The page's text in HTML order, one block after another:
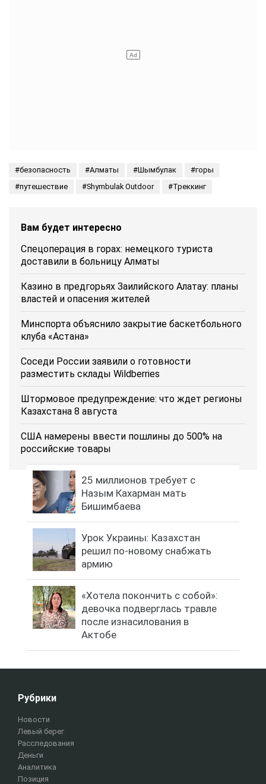
безопасность Алматы Шымбулак
горы
путешествие
Shymbulak Outdoor Треккинг
Вам будет интересно
Спецоперация в горах: немецкого туриста
доставили в больницу Алматы
Казино в предгорьях Заилийского Алатау: планы
властей и опасения жителей
Минспорта объяснило закрытие баскетбольного
клуба «Астана»
Соседи России заявили о готовности
разместить склады Wildberries
Штормовое предупреждение: что ждет регионы
Казахстана 8 августа
США намерены ввести пошлины до 500% на
российские товары
25 миллионов требует с
Назым Кахарман мать
Бишимбаева
Урок Украины: Казахстан
решил по-новому снабжать
армию
«Хотела покончить с собой»:
девочка подверглась травле
после изнасилования в
Актобе
Рубрики
Новости
Левый берег
Расследования
Деньги
Аналитика
Позиция